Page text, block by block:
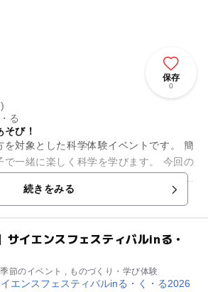
保存
0
る
び！
を対象とした科学体験イベントです。 簡
緒に楽しく科学を学びます。 今回の
火のしおり」。 水性ペンと水を使っ
続きをみる
サイエンスフェスティバルinる・
節のイベント , ものづくり・学び体験